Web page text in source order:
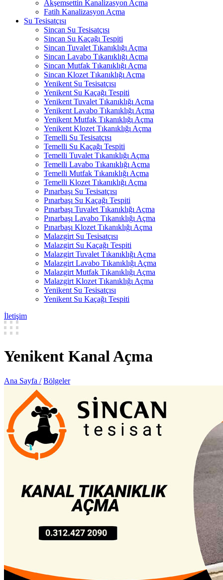
Akşemsettin Kanalizasyon Açma
Fatih Kanalizasyon Açma
Su Tesisatçısı
Sincan Su Tesisatçısı
Sincan Su Kaçağı Tespiti
Sincan Tuvalet Tıkanıklığı Açma
Sincan Lavabo Tıkanıklığı Açma
Sincan Mutfak Tıkanıklığı Açma
Sincan Klozet Tıkanıklığı Açma
Yenikent Su Tesisatçısı
Yenikent Su Kaçağı Tespiti
Yenikent Tuvalet Tıkanıklığı Açma
Yenikent Lavabo Tıkanıklığı Açma
Yenikent Mutfak Tıkanıklığı Açma
Yenikent Klozet Tıkanıklığı Açma
Temelli Su Tesisatçısı
Temelli Su Kaçağı Tespiti
Temelli Tuvalet Tıkanıklığı Açma
Temelli Lavabo Tıkanıklığı Açma
Temelli Mutfak Tıkanıklığı Açma
Temelli Klozet Tıkanıklığı Açma
Pınarbaşı Su Tesisatçısı
Pınarbaşı Su Kaçağı Tespiti
Pınarbaşı Tuvalet Tıkanıklığı Açma
Pınarbaşı Lavabo Tıkanıklığı Açma
Pınarbaşı Klozet Tıkanıklığı Açma
Malazgirt Su Tesisatçısı
Malazgirt Su Kaçağı Tespiti
Malazgirt Tuvalet Tıkanıklığı Açma
Malazgirt Lavabo Tıkanıklığı Açma
Malazgirt Mutfak Tıkanıklığı Açma
Malazgirt Klozet Tıkanıklığı Açma
Yenikent Su Tesisatçısı
Yenikent Su Kaçağı Tespiti
İletişim
Yenikent Kanal Açma
Ana Sayfa / Bölgeler